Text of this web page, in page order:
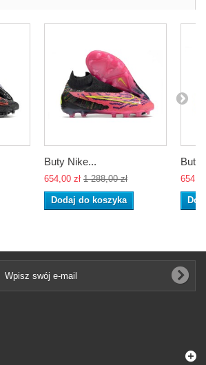
Buty Nike...
654,00 zł 1 288,00 zł
Dodaj do koszyka
Buty